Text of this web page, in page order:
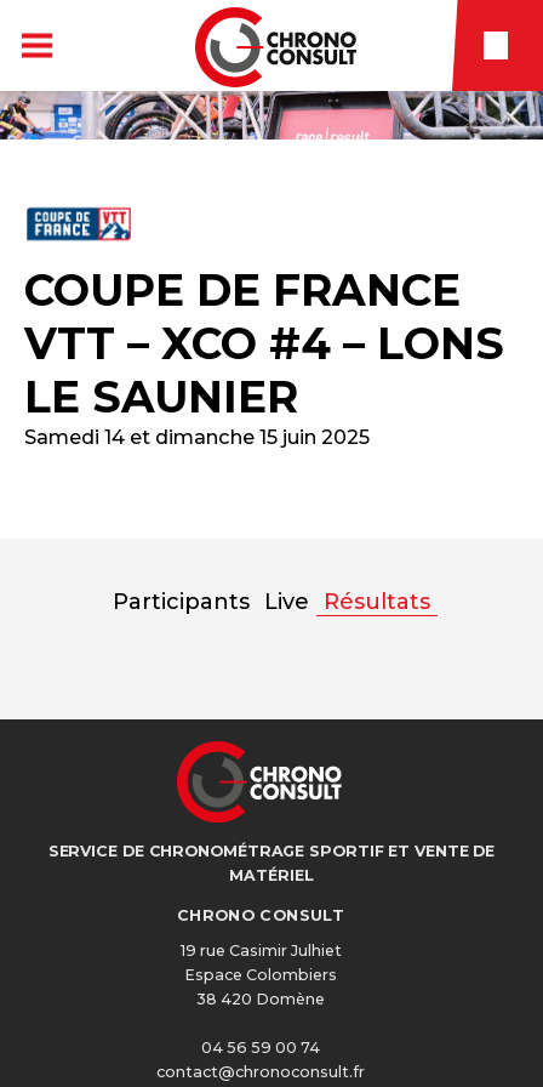
COUPE DE FRANCE
VTT – XCO #4 – LONS
LE SAUNIER
Samedi 14 et dimanche 15 juin 2025
Participants Live Résultats
SERVICE DE CHRONOMÉTRAGE SPORTIF ET VENTE DE
MATÉRIEL
CHRONO CONSULT
19 rue Casimir Julhiet
Espace Colombiers
38 420 Domène
04 56 59 00 74
contact@chronoconsult.fr